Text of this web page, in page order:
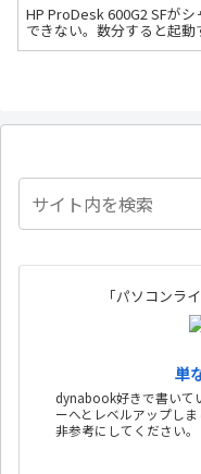
HP ProDesk 600G2 SFが
できない。数分すると起動
「パソコンラ
単
dynabook好きで書いて
ーへとレベルアップし
非参考にしてください。